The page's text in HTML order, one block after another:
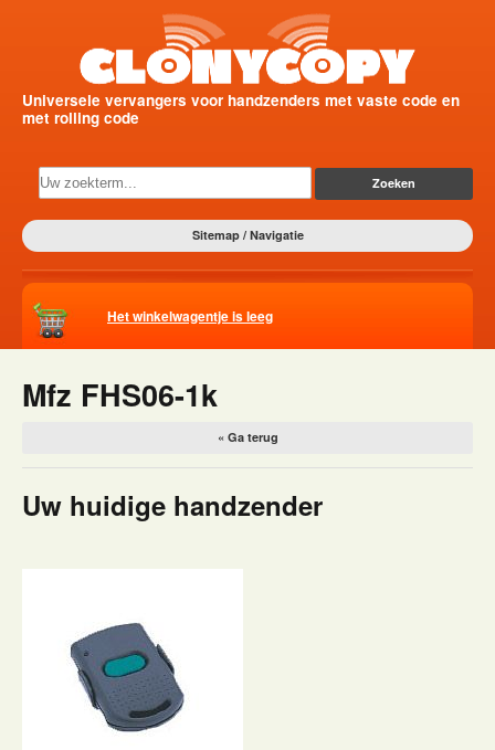
Universele vervangers voor handzenders met vaste code en
met rolling code
Sitemap / Navigatie
Het winkelwagentje is leeg
Mfz FHS06-1k
« Ga terug
Uw huidige handzender